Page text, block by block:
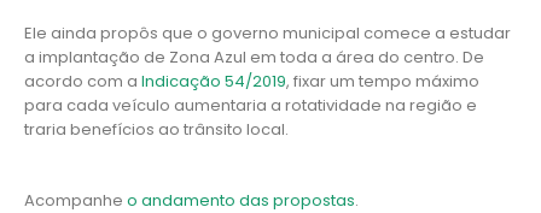
Ele ainda propôs que o governo municipal comece a estudar
a implantação de Zona Azul em toda a área do centro. De
acordo com a Indicação 54/2019, fixar um tempo máximo
para cada veículo aumentaria a rotatividade na região e
traria benefícios ao trânsito local.
Acompanhe o andamento das propostas.